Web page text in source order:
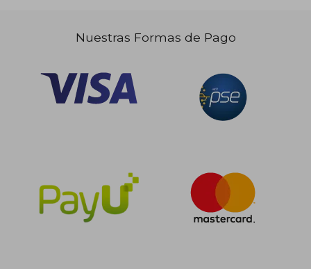
Nuestras Formas de Pago